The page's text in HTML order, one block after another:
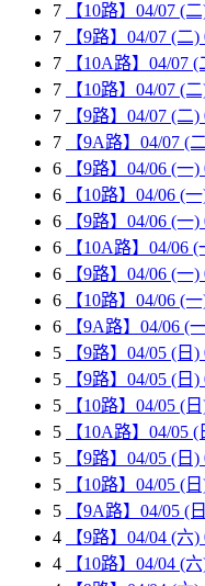
7
【10路】04/07 (
7
【9路】04/07 (
7
【10A路】04/07
7
【10路】04/07 (
7
【9路】04/07 (
7
【9A路】04/07
6
【9路】04/06 (
6
【10路】04/06 (
6
【9路】04/06 (
6
【10A路】04/06
6
【9路】04/06 (
6
【10路】04/06 (
6
【9A路】04/06
5
【9路】04/05 (
5
【9路】04/05 (
5
【10路】04/05 (
5
【10A路】04/05
5
【9路】04/05 (
5
【10路】04/05 (
5
【9A路】04/05
4
【9路】04/04 (
4
【10路】04/04 (